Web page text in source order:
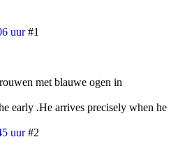
uur #1
met blauwe ogen in
early .He arrives precisely when he
uur #2